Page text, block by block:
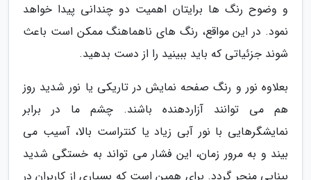
و وضوح رنگ ها برایتان اهمیت دو چندانی پیدا خواهد
نمود. در این مواقع، رنگ های ناهماهنگ ممکن است باعث
شوند جزئیاتی که باید ببینید را از دست بدهید.
بعلاوه نور و رنگ صفحه نمایش در تاریکی یا نور شدید روز
هم می توانند آزاردهنده باشند. چشم ما در برابر
نمایشگرهایی با نور آبی زیاد یا کنتراست بالا، آسیب می
بیند و به مرور زمان، این فشار می تواند به خستگی شدید
بینایی منجر گردد. برای همین است که بسیاری از کاربران در